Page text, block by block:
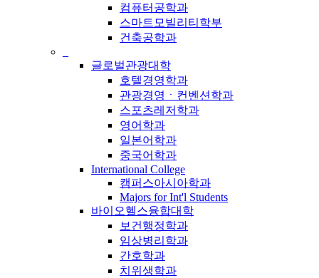
컴퓨터공학과
스마트모빌리티학부
건축공학과
글로벌관광대학
호텔경영학과
관광경영ㆍ컨벤션학과
스포츠레저학과
영어학과
일본어학과
중국어학과
International College
캠퍼스아시아학과
Majors for Int'l Students
바이오헬스융합대학
보건행정학과
임상병리학과
간호학과
치위생학과